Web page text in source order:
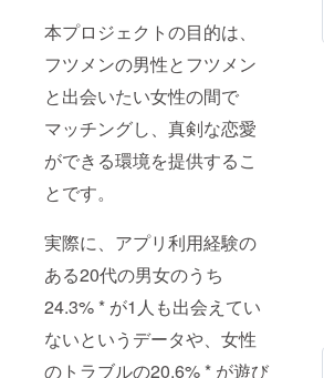
本プロジェクトの目的は、
フツメンの男性とフツメン
と出会いたい女性の間で
マッチングし、真剣な恋愛
ができる環境を提供するこ
とです。
実際に、アプリ利用経験の
ある20代の男女のうち
24.3% * が1人も出会えてい
ないというデータや、女性
のトラブルの20.6% * が遊び